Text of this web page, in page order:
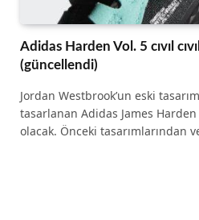
Adidas Harden Vol. 5 cıvıl
(güncellendi)
Jordan Westbrook’un eski
tasarlanan Adidas James Harden
olacak. Önceki tasarımlarından